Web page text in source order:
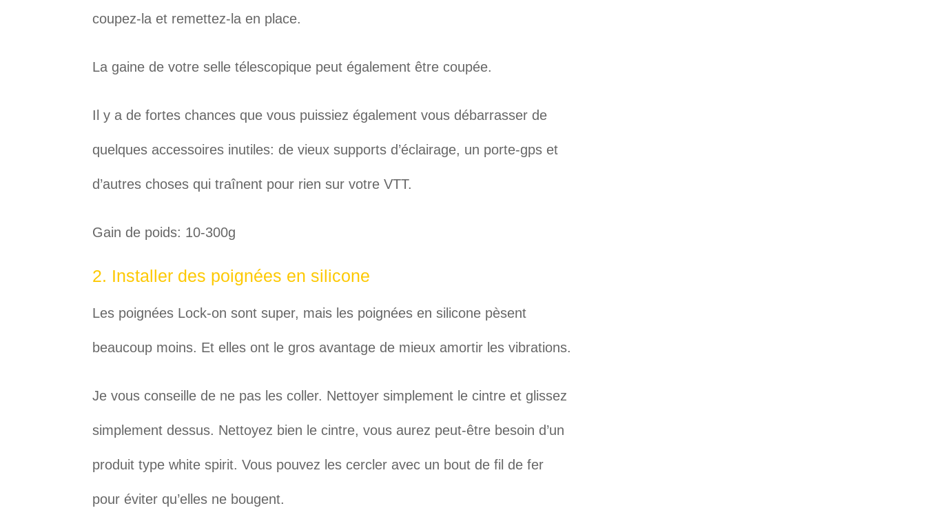
coupez-la et remettez-la en place.
La gaine de votre selle télescopique peut également être coupée.
Il y a de fortes chances que vous puissiez également vous débarrasser de
quelques accessoires inutiles: de vieux supports d’éclairage, un porte-gps et
d’autres choses qui traînent pour rien sur votre VTT.
Gain de poids: 10-300g
2. Installer des poignées en silicone
Les poignées Lock-on sont super, mais les poignées en silicone pèsent
beaucoup moins. Et elles ont le gros avantage de mieux amortir les vibrations.
Je vous conseille de ne pas les coller. Nettoyer simplement le cintre et glissez
simplement dessus. Nettoyez bien le cintre, vous aurez peut-être besoin d’un
produit type white spirit. Vous pouvez les cercler avec un bout de fil de fer
pour éviter qu’elles ne bougent.